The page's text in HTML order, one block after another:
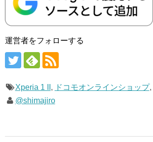
運営者をフォローする
Xperia 1 II , ドコモオンラインショップ,
@shimajiro